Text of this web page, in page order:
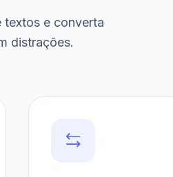
textos e converta
distrações.